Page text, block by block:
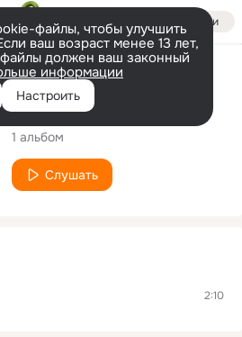
Войти
файлы, чтобы улучшить
ваш возраст менее 13 лет,
должен ваш законный
информации
Настроить
Исполнитель
Kam1lla
1 альбом
Слушать
2:10